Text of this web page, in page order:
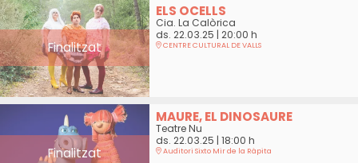
Finalitzat
ELS OCELLS
Cia. La Calòrica
ds. 22.03.25 | 20:00 h
CENTRE CULTURAL DE VALLS
Finalitzat
MAURE, EL DINOSAURE
Teatre Nu
ds. 22.03.25 | 18:00 h
Auditori Sixto Mir de la Ràpita